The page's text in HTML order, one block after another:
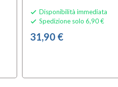
 Disponibilità immediata
 Spedizione solo 6,90 €
31,90 €